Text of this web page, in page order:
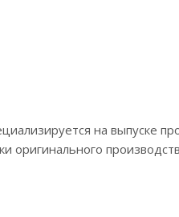
на выпуске
оригинального